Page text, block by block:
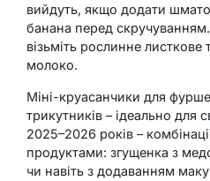
вийдуть, якщо додати
банана перед скручуванням.
візьміть рослинне листкове
молоко.
Міні-круасанчики для
трикутників – ідеально для
2025–2026 років –
продуктами: згущенка з
чи навіть з додаванням